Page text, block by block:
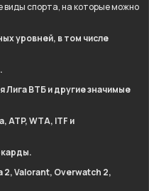
виды спорта, на которые можно
уровней, в том числе
Лига ВТБ и другие значимые
ATP, WTA, ITF и
2, Valorant, Overwatch 2,